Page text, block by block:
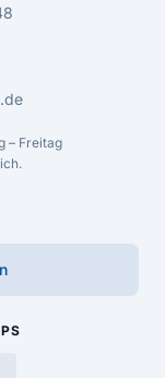
– Freitag